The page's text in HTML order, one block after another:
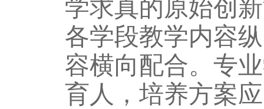
学求真的原始创
各学段教学内容
容横向配合。专
育人，培养方案